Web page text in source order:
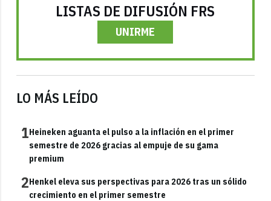
LISTAS DE DIFUSIÓN FRS
UNIRME
LO MÁS LEÍDO
1Heineken aguanta el pulso a la inflación en el primer
semestre de 2026 gracias al empuje de su gama
premium
2Henkel eleva sus perspectivas para 2026 tras un sólido
crecimiento en el primer semestre